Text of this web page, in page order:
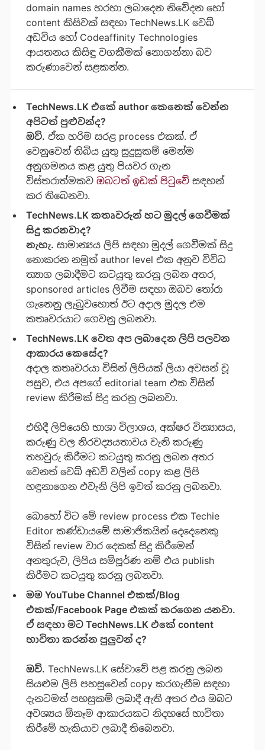
domain names හරහා ලබාදෙන නිවේදන හෝ
content කිසිවක් සඳහා TechNews.LK වෙබ්
අඩවිය හෝ Codeaffinity Technologies
ආයතනය කිසිඳු වගකීමක් නොගන්නා බව
කරුණාවෙන් සළකන්න.
TechNews.LK එකේ author කෙනෙක් වෙන්න
අපිටත් පුළුවන්ද?
ඔව්. ඒක හරිම සරළ process එකක්. ඒ
වෙනුවෙන් තිබිය යුතු සුදුසුකම් මෙන්ම
අනුගමනය කළ යුතු පියවර ගැන
විස්තරාත්මකව ඔබටත් ඉඩක් පිටුවේසඳහන්
කර තිබෙනවා.
TechNews.LK කතෘවරුන් හට මුදල් ගෙවීමක්
සිදු කරනවාද?
නැහැ. සාමාන්‍යය ලිපි සඳහා මුදල් ගෙවීමක් සිදු
නොකරන නමුත් author level එක අනුව විවිධ
ත්‍යාග ලබාදීමට කටයුතු කරනු ලබන අතර,
sponsored articles ලිවීම සඳහා ඔබව තෝරා
ගැනෙනු ලැබුවහොත් ඊට අදාල මුදල එම
කතෘවරයාට ගෙවනු ලබනවා.
TechNews.LK වෙත අප ලබාදෙන ලිපි පල⁣වන
ආකාරය කෙසේද?
අදාල කතෘවරයා විසින් ලිපියක් ලියා අවසන් වූ
පසුව, එය අපගේ editorial team එක විසින්
review කිරීමක් සිදු කරනු ලබනවා.
එහිදී ලිපියෙහි භාශා විලාශය, අක්ෂර වින්‍යාසය,
කරුණු වල නිරවද්‍යයතාවය වැනි කරුණු
තහවුරු කිරීමට කටයුතු කරනු ලබන අතර
වෙනත් වෙබ් අඩවි වලින් copy කළ ලිපි
හඳුනාගෙන එවැනි ලිපි ඉවත් කරනු ලබනවා.
බොහෝ විට මේ review process එක Techie
Editor කණ්ඩායමේ සාමාජිකයින් දෙදෙනෙකු
විසින් review වාර දෙකක් සිදු කිරීමෙන්
අනතුරුව, ලිපිය සම්පූර්ණ නම් එය publish
කිරීමට කටයුතු කරනු ලබනවා.
මම YouTube Channel එකක්/Blog
එකක්/Facebook Page එකක් කරගෙන යනවා.
ඒ සඳහා මට TechNews.LK එකේ content
භාවිතා කරන්න පුලුවන් ද?
ඔව්. TechNews.LK සේවාවේ පළ කරනු ලබන
සියළුම ලිපි පහසුවෙන් copy කරගැනීම සඳහා
දැනටමත් පහසුකම් ලබාදී ඇති අතර එය ඔබට
අවශ්‍යය ඕනෑම ආකාරයකට නිදහසේ භාවිතා
කිරීමේ හැකියාව ලබාදී තිබෙනවා.